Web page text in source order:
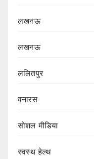
लखनऊ
लखनऊ
ललितपुर
वनारस
सोशल मीडिया
स्वस्थ हेल्थ